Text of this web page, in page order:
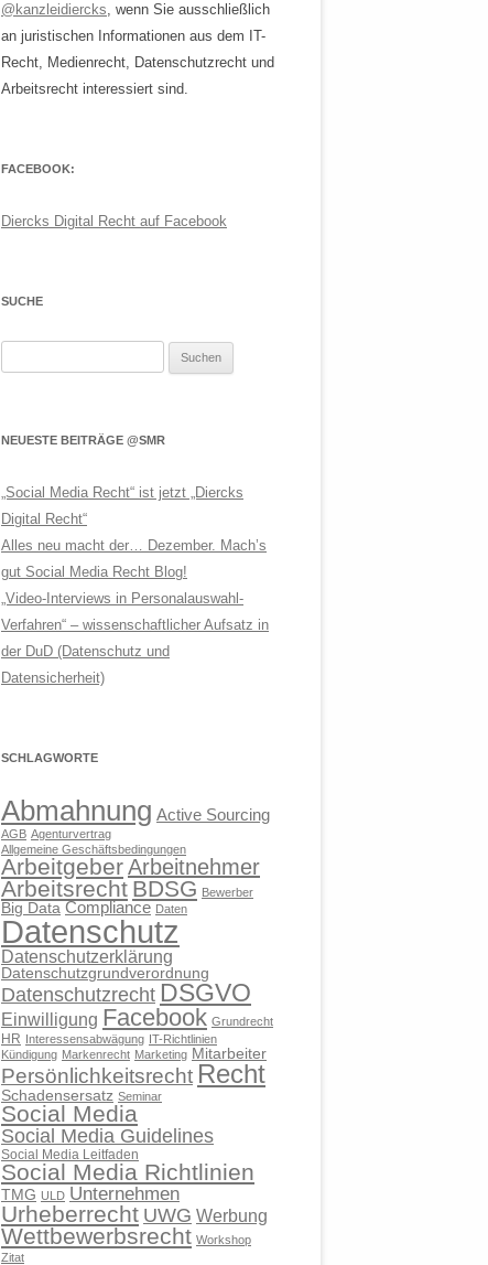
@kanzleidiercks, wenn Sie ausschließlich
an juristischen Informationen aus dem IT-
Recht, Medienrecht, Datenschutzrecht und
Arbeitsrecht interessiert sind.
FACEBOOK:
Diercks Digital Recht auf Facebook
SUCHE
NEUESTE BEITRÄGE @SMR
„Social Media Recht“ ist jetzt „Diercks
Digital Recht“
Alles neu macht der… Dezember. Mach’s
gut Social Media Recht Blog!
„Video-Interviews in Personalauswahl-
Verfahren“ – wissenschaftlicher Aufsatz in
der DuD (Datenschutz und
Datensicherheit)
SCHLAGWORTE
Abmahnung Active Sourcing
AGB Agenturvertrag
Allgemeine Geschäftsbedingungen
ArbeitgeberArbeitnehmer
Arbeitsrecht BDSG Bewerber
Big Data Compliance Daten
Datenschutz
Datenschutzerklärung
Datenschutzgrundverordnung
Datenschutzrecht DSGVO
Einwilligung Facebook Grundrecht
HR Interessensabwägung IT-Richtlinien
Kündigung Markenrecht Marketing Mitarbeiter
Persönlichkeitsrecht Recht
Schadensersatz Seminar
Social Media
Social Media Guidelines
Social Media Leitfaden
Social Media Richtlinien
TMG ULD Unternehmen
Urheberrecht UWG Werbung
Wettbewerbsrecht Workshop
Zitat